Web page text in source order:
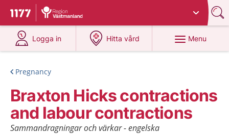
To start page for 1177
Du har valt region
Logga in
at 1177.se
Hitta vård
at 1177.se
Menu
Pregnancy
Braxton Hicks contractions
and labour contractions
Sammandragningar och värkar - engelska